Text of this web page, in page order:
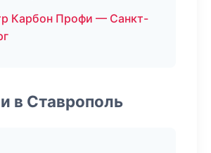
Карбон Профи — Санкт-
в Ставрополь